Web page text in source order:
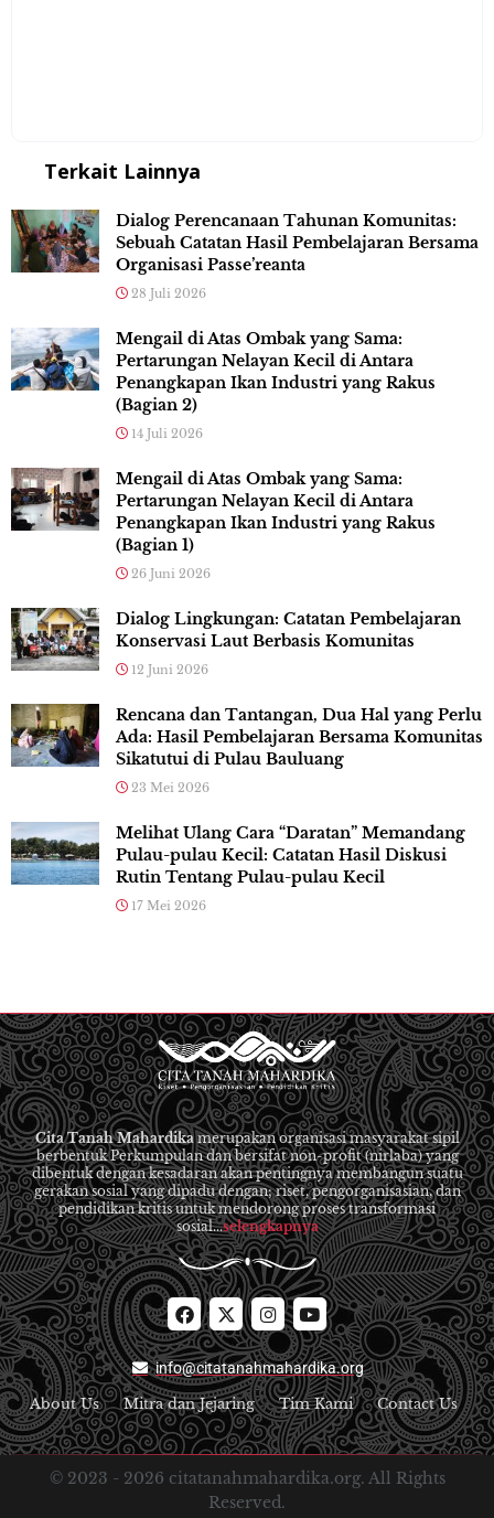
Terkait Lainnya
Dialog Perencanaan Tahunan Komunitas:
Sebuah Catatan Hasil Pembelajaran Bersama
Organisasi Passe’reanta
28 Juli 2026
Mengail di Atas Ombak yang Sama:
Pertarungan Nelayan Kecil di Antara
Penangkapan Ikan Industri yang Rakus
(Bagian 2)
14 Juli 2026
Mengail di Atas Ombak yang Sama:
Pertarungan Nelayan Kecil di Antara
Penangkapan Ikan Industri yang Rakus
(Bagian 1)
26 Juni 2026
Dialog Lingkungan: Catatan Pembelajaran
Konservasi Laut Berbasis Komunitas
12 Juni 2026
Rencana dan Tantangan, Dua Hal yang Perlu
Ada: Hasil Pembelajaran Bersama Komunitas
Sikatutui di Pulau Bauluang
23 Mei 2026
Melihat Ulang Cara “Daratan” Memandang
Pulau-pulau Kecil: Catatan Hasil Diskusi
Rutin Tentang Pulau-pulau Kecil
17 Mei 2026
Cita Tanah Mahardikamerupakan organisasi masyarakat sipil
berbentuk Perkumpulan dan bersifat non-profit (nirlaba) yang
dibentuk dengan kesadaran akan pentingnya membangun suatu
gerakan sosial yang dipadu dengan; riset, pengorganisasian, dan
pendidikan kritis untuk mendorong proses transformasi
sosial...selengkapnya
info@citatanahmahardika.org
About Us Mitra dan Jejaring Tim Kami Contact Us
© 2023 - 2026 citatanahmahardika.org. All Rights
Reserved.